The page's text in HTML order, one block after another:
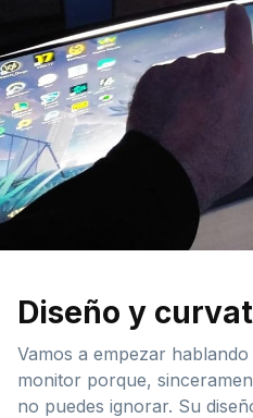
Diseño y
Vamos a empezar
monitor porque,
no puedes ignorar. Su